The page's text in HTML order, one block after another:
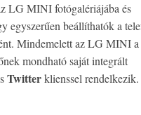
LG MINI fotógalériájába és
egyszerűen beállíthatók a
Mindemelett az LG MINI a
mondható saját integrált
Twitterklienssel rendelkezik.